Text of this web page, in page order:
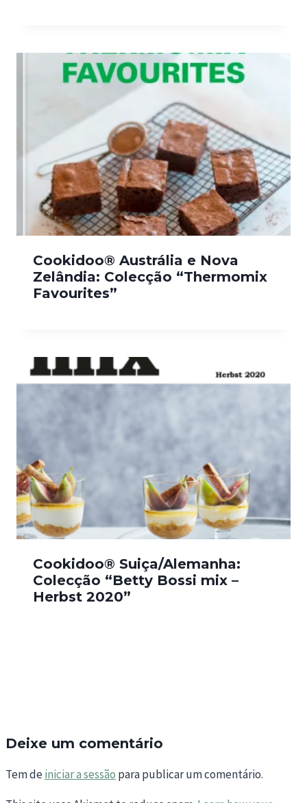
Cookidoo® Austrália e Nova
Zelândia: Colecção “Thermomix
Favourites”
Cookidoo® Suiça/Alemanha:
Colecção “Betty Bossi mix –
Herbst 2020”
Deixe um comentário
Tem deiniciar a sessão para publicar um comentário.